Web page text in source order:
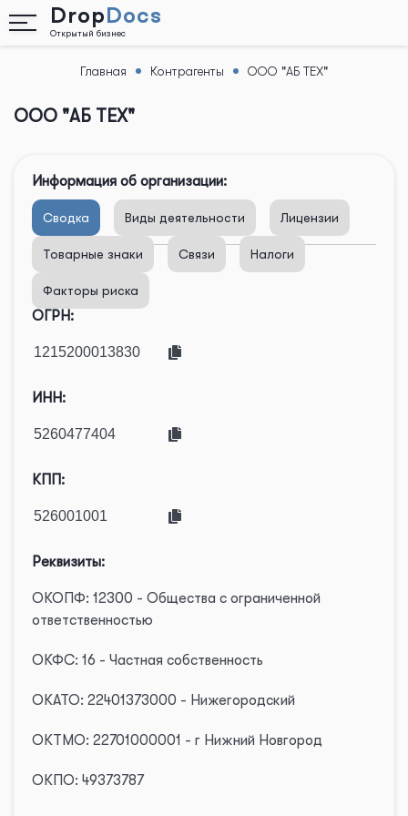
DropDocs
Открытый бизнес
Главная Контрагенты ООО "АБ ТЕХ"
ООО "АБ ТЕХ"
Информация об организации:
Сводка Виды деятельности Лицензии
Товарные знаки Связи Налоги
Факторы риска
ОГРН:
ИНН:
КПП:
Реквизиты:
ОКОПФ: 12300 - Общества с ограниченной
ответственностью
ОКФС: 16 - Частная собственность
ОКАТО: 22401373000 - Нижегородский
ОКТМО: 22701000001 - г Нижний Новгород
ОКПО: 49373787